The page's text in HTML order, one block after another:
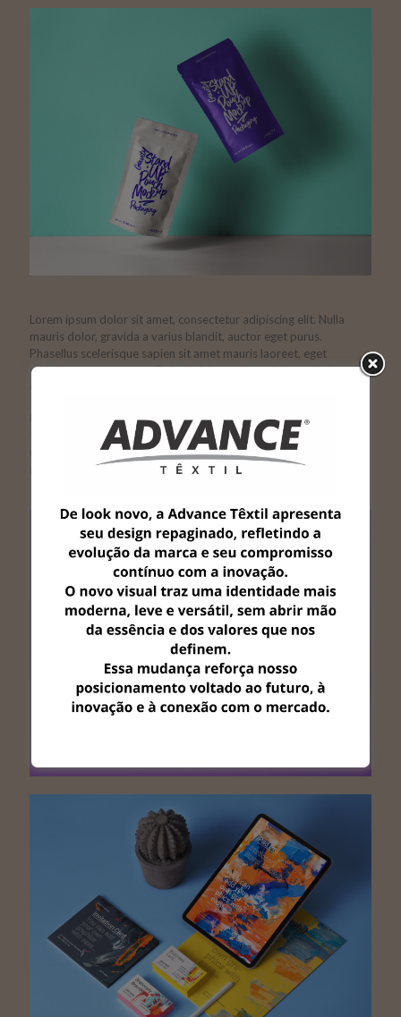
Lorem ipsum dolor sit amet, consectetur adipiscing elit. Nulla
mauris dolor, gravida a varius blandit, auctor eget purus.
Phasellus scelerisque sapien sit amet mauris laoreet, eget
scelerisque nunc cursus. Duis ultricies malesuada leo vel aliquet.
Nullam lacinia dictum auctor. Class aptent taciti sociosqu ad litora
torquent per conubia nostra, per inceptos himenaeos. Orci varius
natoque penatibus et magnis dis parturient montes, nascetur
ridiculus mus.